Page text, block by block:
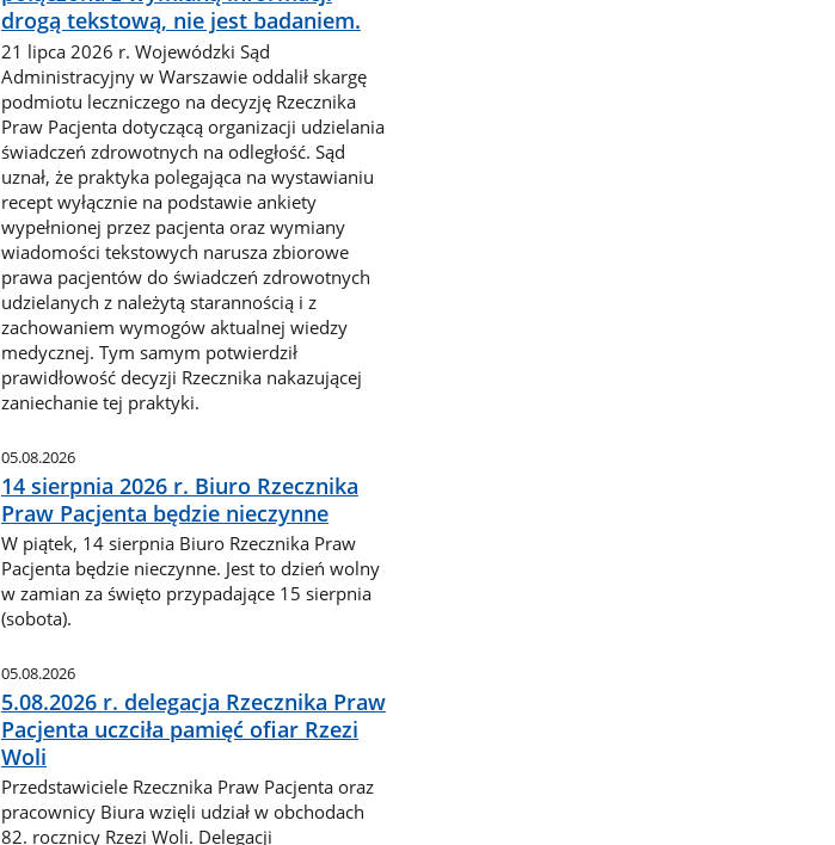
drogą tekstową, nie jest badaniem.
21 lipca 2026 r. Wojewódzki Sąd
Administracyjny w Warszawie oddalił skargę
podmiotu leczniczego na decyzję Rzecznika
Praw Pacjenta dotyczącą organizacji udzielania
świadczeń zdrowotnych na odległość. Sąd
uznał, że praktyka polegająca na wystawianiu
recept wyłącznie na podstawie ankiety
wypełnionej przez pacjenta oraz wymiany
wiadomości tekstowych narusza zbiorowe
prawa pacjentów do świadczeń zdrowotnych
udzielanych z należytą starannością i z
zachowaniem wymogów aktualnej wiedzy
medycznej. Tym samym potwierdził
prawidłowość decyzji Rzecznika nakazującej
zaniechanie tej praktyki.
05.08.2026
14 sierpnia 2026 r. Biuro Rzecznika
Praw Pacjenta będzie nieczynne
W piątek, 14 sierpnia Biuro Rzecznika Praw
Pacjenta będzie nieczynne. Jest to dzień wolny
w zamian za święto przypadające 15 sierpnia
(sobota).
05.08.2026
5.08.2026 r. delegacja Rzecznika Praw
Pacjenta uczciła pamięć ofiar Rzezi
Woli
Przedstawiciele Rzecznika Praw Pacjenta oraz
pracownicy Biura wzięli udział w obchodach
82. rocznicy Rzezi Woli. Delegacji